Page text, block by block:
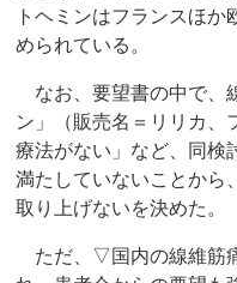
トヘミンはフランスほ
められている。
なお、要望書の中で、
ン」（販売名＝リリカ、
療法がない」など、同検
満たしていないことから
取り上げないを決めた。
ただ、▽国内の線維筋